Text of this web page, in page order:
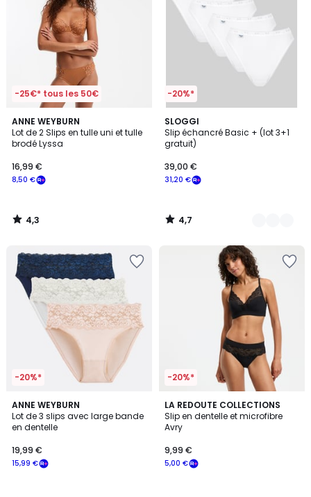
-25€* tous les 50€
ANNE WEYBURN
Lot de 2 Slips en tulle uni et tulle
brodé Lyssa
8,50 €
16,99 €
4,3
/ 5
4,3
/
-20%*
SLOGGI
Slip échancré Basic + (lot 3+1
gratuit)
31,20 €
39,00 €
4,7
/ 5
2
Couleurs
4,7
/
-20%*
ANNE WEYBURN
Lot de 3 slips avec large bande
en dentelle
15,99 €
19,99 €
4,6
/ 5
2
Couleurs
-20%*
LA REDOUTE COLLECTIONS
Slip en dentelle et microfibre
Avry
5,00 €
9,99 €
4,4
/ 5
3
Couleurs